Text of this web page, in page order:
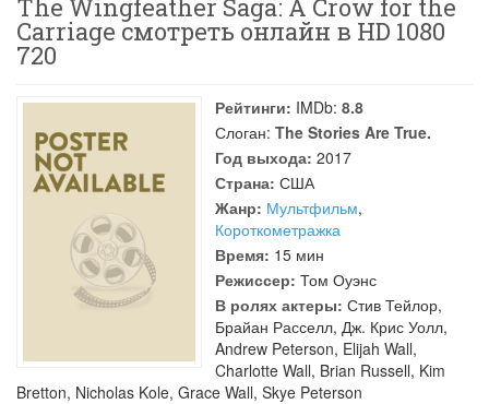
The Wingfeather Saga: A Crow for the
Carriage смотреть онлайн в HD 1080
720
Рейтинги: IMDb: 8.8
Слоган: The Stories Are True.
Год выхода: 2017
Страна: США
Жанр: Мультфильм,
Короткометражка
Время: 15 мин
Режиссер: Том Оуэнс
В ролях актеры: Стив Тейлор,
Брайан Расселл, Дж. Крис Уолл,
Andrew Peterson, Elijah Wall,
Charlotte Wall, Brian Russell, Kim
Bretton, Nicholas Kole, Grace Wall, Skye Peterson